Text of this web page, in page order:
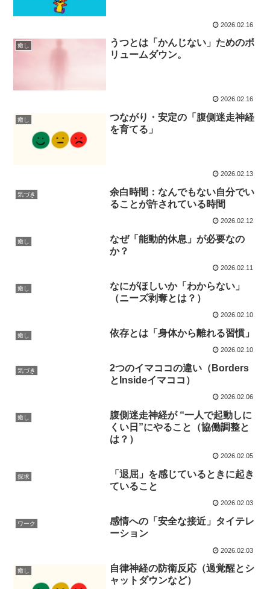
2026.02.16
癒し
うつとは「かんじない」ためのボ
リュームダウン。
2026.02.16
癒し
つながり・安定の「腹側迷走神経
を育てる」
2026.02.13
気づき
余白時間：なんでもない自分でい
ることが許されている時間
2026.02.12
癒し
なぜ「能動的休息」が必要なの
か？
2026.02.11
癒し
なにがほしいか「わからない」
（ニーズ剥奪とは？）
2026.02.10
癒し 依存とは「身体から離れる習慣」
2026.02.10
気づき
2つのイマココの違い（Borders
とInsideイマココ）
2026.02.06
癒し
腹側迷走神経が “一人で起動しに
くい日”にやること（協働調整と
は？）
2026.02.05
探求
「退屈」を感じているときに起き
ていること
2026.02.03
ワーク
感情への「安全な接近」タイテレ
ーション
2026.02.03
癒し
自律神経の防衛反応（過覚醒とシ
ャットダウンなど）